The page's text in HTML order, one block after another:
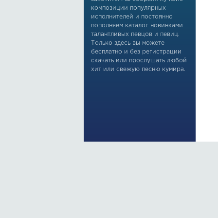
композиции популярных
исполнителей и постоянно
пополняем каталог новинками
талантливых певцов и певиц.
Только здесь вы можете
бесплатно и без регистрации
скачать или прослушать любой
хит или свежую песню кумира.